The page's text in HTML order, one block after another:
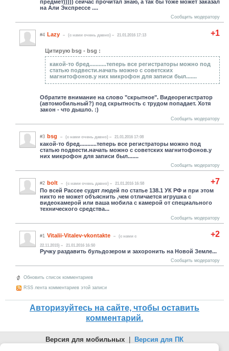
предмет))))) сейчас прочитал знаю, а так бы тоже может заказал
на Али Экспрессе ....
Сообщить модератору
+1
#4 Lazy (c нами очень давно) 21.01.2016 17:13
Цитирую bsg - bsg :
какой-то бред...........теперь все регистраторы можно под
статью подвести.начать можно с советских
магнитофонов.у них микрофон для записи был.......
Обратите внимание на слово "скрытное". Видеорегистратор
(автомобильный?) под скрытность с трудом попадает. Хотя
закон - что дышло. :)
Сообщить модератору
#3 bsg (c нами очень давно) 21.01.2016 17:08
какой-то бред...........теперь все регистраторы можно под
статью подвести.начать можно с советских магнитофонов.у
них микрофон для записи был.......
Сообщить модератору
+7
#2 bolt (c нами очень давно) 21.01.2016 16:58
По всей Рассее судят людей по статье 138.1 УК РФ и при этом
никто не может объяснить ,чем отличается игрушка с
видеокамерой или ваша мобила с камерой от специального
технического средства...
Сообщить модератору
+2
#1 Vitalii-Vitalev-vkontakte
(c нами с
22.11.2015)
21.01.2016 16:50
Ручку раздавить бульдозером и захоронить на Новой Земле...
Сообщить модератору
Обновить список комментариев
RSS лента комментариев этой записи
Авторизуйтесь на сайте, чтобы оставить
комментарий.
Версия для мобильных | Версия для ПК